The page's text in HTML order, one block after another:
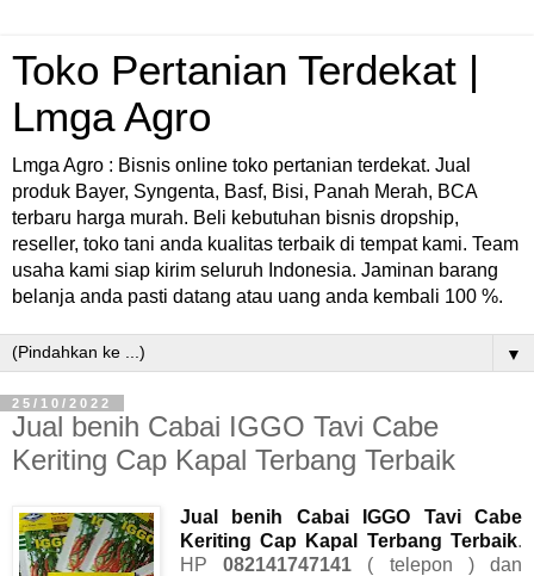
Toko Pertanian Terdekat |
Lmga Agro
Lmga Agro : Bisnis online toko pertanian terdekat. Jual
produk Bayer, Syngenta, Basf, Bisi, Panah Merah, BCA
terbaru harga murah. Beli kebutuhan bisnis dropship,
reseller, toko tani anda kualitas terbaik di tempat kami. Team
usaha kami siap kirim seluruh Indonesia. Jaminan barang
belanja anda pasti datang atau uang anda kembali 100 %.
▼
25/10/2022
Jual benih Cabai IGGO Tavi Cabe
Keriting Cap Kapal Terbang Terbaik
Jual benih Cabai IGGO Tavi Cabe
Keriting Cap Kapal Terbang Terbaik.
HP082141747141 ( telepon ) dan